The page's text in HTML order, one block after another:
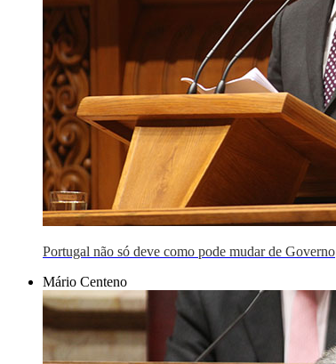
Portugal não só deve como pode mudar de Governo
Mário Centeno